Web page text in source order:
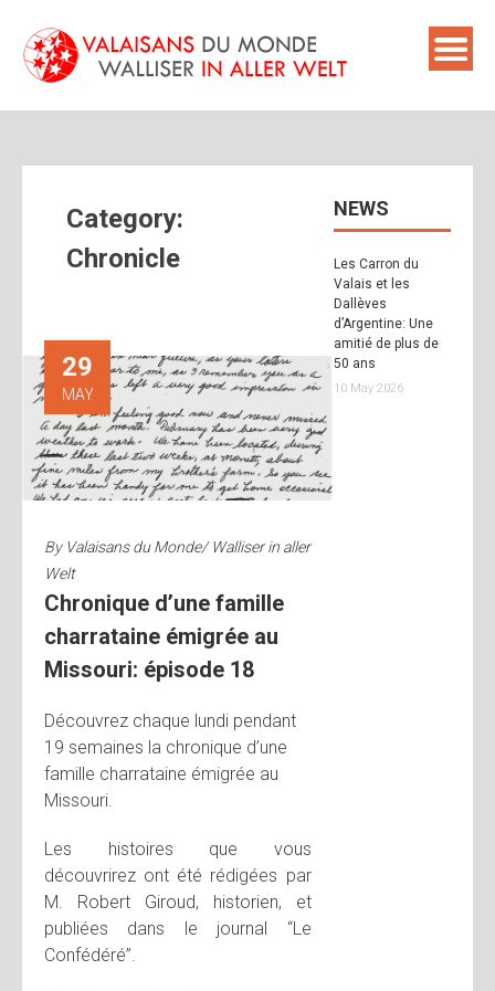
content
Category:
Chronicle
29
MAY
By Valaisans du Monde/ Walliser in aller
Welt
Chronique d’une famille
charrataine émigrée au
Missouri: épisode 18
Découvrez chaque lundi pendant
19 semaines la chronique d’une
famille charrataine émigrée au
Missouri.
Les histoires que vous
découvrirez ont été rédigées par
M. Robert Giroud, historien, et
publiées dans le journal “Le
Confédéré”.
NEWS
Les Carron du
Valais et les
Dallèves
d’Argentine: Une
amitié de plus de
50 ans
10 May 2026